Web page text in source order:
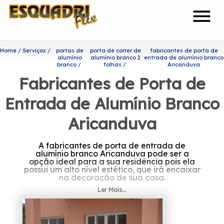
menu
Home Serviços
portas de
alumínio
branco
porta de correr de
alumínio branco 2
folhas
fabricantes de porta de
entrada de alumínio branco
Aricanduva
Fabricantes de Porta de
Entrada de Alumínio Branco
Aricanduva
A fabricantes de porta de entrada de
alumínio branco Aricanduva pode ser a
opção ideal para a sua residência pois ela
possui um alto nível estético, que irá encaixar
na decoração de sua casa.
Saiba onde encontrar
fabricantes de porta de
Ler Mais...